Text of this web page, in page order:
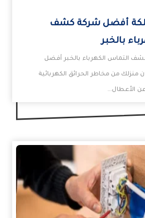
أفضل شركة كشف
بالخبر
التماس الكهرباء بالخبر أفضل
منزلك من مخاطر الحرائق الكهربائية
الأعطال…